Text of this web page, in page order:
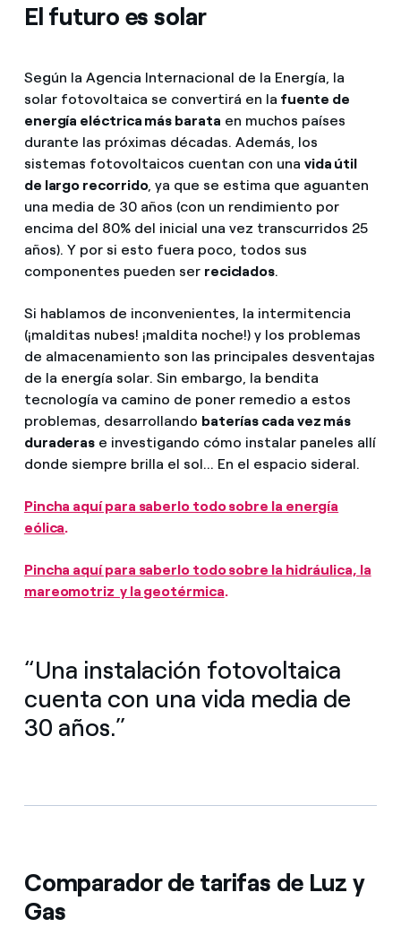
El futuro es solar
Según la Agencia Internacional de la Energía, la
solar fotovoltaica se convertirá en la fuente de
energía eléctrica más barata en muchos países
durante las próximas décadas. Además, los
sistemas fotovoltaicos cuentan con una vida útil
de largo recorrido, ya que se estima que aguanten
una media de 30 años (con un rendimiento por
encima del 80% del inicial una vez transcurridos 25
años). Y por si esto fuera poco, todos sus
componentes pueden ser reciclados.
Si hablamos de inconvenientes, la intermitencia
(¡malditas nubes! ¡maldita noche!) y los problemas
de almacenamiento son las principales desventajas
de la energía solar. Sin embargo, la bendita
tecnología va camino de poner remedio a estos
problemas, desarrollando baterías cada vez más
duraderas e investigando cómo instalar paneles allí
donde siempre brilla el sol... En el espacio sideral.
Pincha aquí para saberlo todo sobre la energía
eólica.
Pincha aquí para saberlo todo sobre la hidráulica, la
mareomotriz y la geotérmica.
“Una instalación fotovoltaica
cuenta con una vida media de
30 años.”
Comparador de tarifas de Luz y
Gas